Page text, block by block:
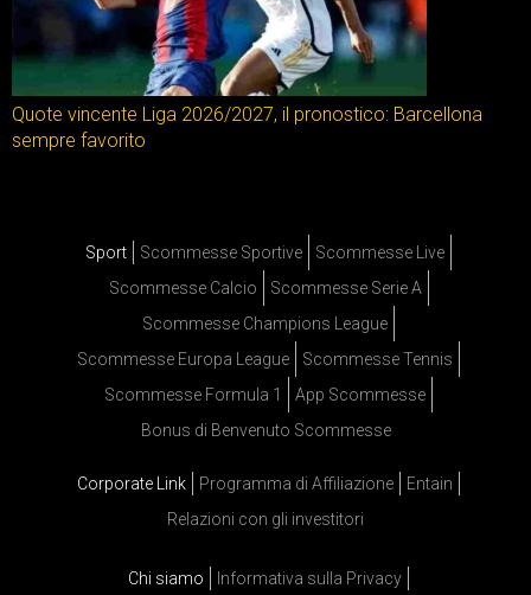
Quote vincente Liga 2026/2027, il pronostico: Barcellona
sempre favorito
Sport Scommesse Sportive
Scommesse Live
Scommesse Calcio
Scommesse Serie A
Scommesse Champions League
Scommesse Europa League
Scommesse Tennis
Scommesse Formula 1
App Scommesse
Bonus di Benvenuto Scommesse
Corporate Link Programma di Affiliazione
Entain
Relazioni con gli investitori
Chi siamo
Informativa sulla Privacy